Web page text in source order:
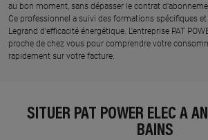
au bon moment, sans dépasser le contrat
Ce professionnel a suivi des formations spécifiques
Legrand d'efficacité énergétique. L'entreprise PAT
proche de chez vous pour comprendre votre
rapidement sur votre facture.
SITUER PAT POWER ELEC À
BAINS